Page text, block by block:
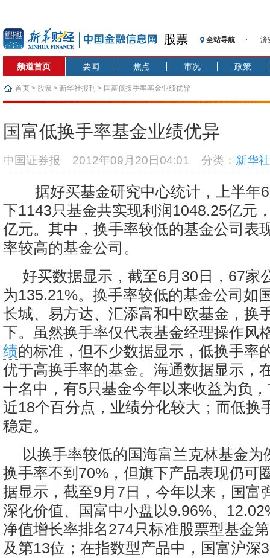
股票 全站导航
济
【
济
基
频道首页 要闻 焦点 市况 政策
首页 > 股票 > 新华社报刊 > 国富低换手率基金业绩优异
国富低换手率基金业绩优异
中国证券报 2012年09月20日04:01 分类： 新华
据好买基金研究中心统计，上半年
下1143只基金共实现利润1048.25亿元
亿元。其中，换手率较低的基金公司表
率较高的基金公司。
好买数据显示，截至6月30日，67家
为135.21%。换手率较低的基金公司如
长城、易方达、汇添富和中欧基金，换
下。虽然换手率仅代表基金经理操作风
绩的标准，但不少数据显示，低换手率
优于高换手率的基金。海通数据显示，
十名中，有5只基金今年以来收益为负
近18个百分点，业绩分化较大；而低换
稳定。
以换手率较低的国海富兰克林基金为
换手率不到70%，但旗下产品表现仍可
据显示，截至9月7日，今年以来，国富
深化价值、国富中小盘以9.96%、
净值增长率排名274只标准股票型基金
及第13位；在指数型产品中，国富沪深